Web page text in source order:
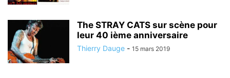
The STRAY CATS sur scène pour
leur 40 ième anniversaire
Thierry Dauge - 15 mars 2019